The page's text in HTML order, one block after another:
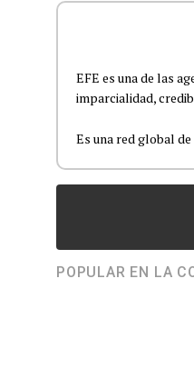
EFE es una de las
imparcialidad,
Es una red global
POPULAR EN LA